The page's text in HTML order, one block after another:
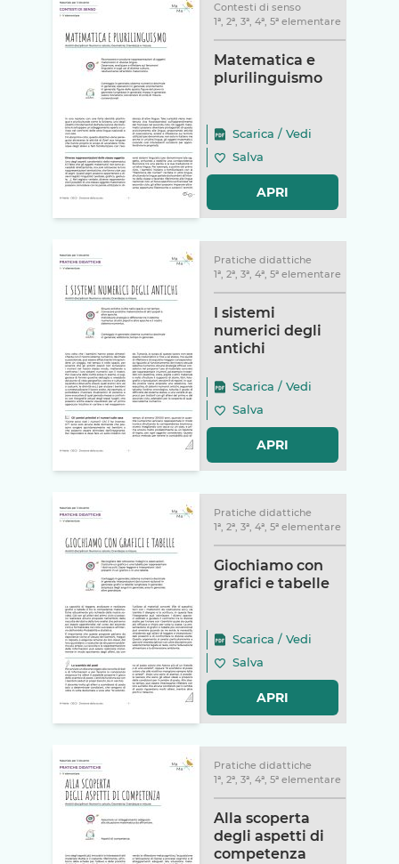
Contesti di senso
1ª, 2ª, 3ª, 4ª, 5ª elementare
Matematica e
plurilinguismo
Scarica / Vedi
Salva
APRI
Pratiche didattiche
1ª, 2ª, 3ª, 4ª, 5ª elementare
I sistemi
numerici degli
antichi
Scarica / Vedi
Salva
APRI
Pratiche didattiche
1ª, 2ª, 3ª, 4ª, 5ª elementare
Giochiamo con
grafici e tabelle
Scarica / Vedi
Salva
APRI
Pratiche didattiche
1ª, 2ª, 3ª, 4ª, 5ª elementare
Alla scoperta
degli aspetti di
competenza